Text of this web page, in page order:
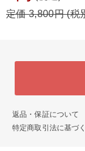
定価 3,800円 (税
返品・保証について
特定商取引法に基づ